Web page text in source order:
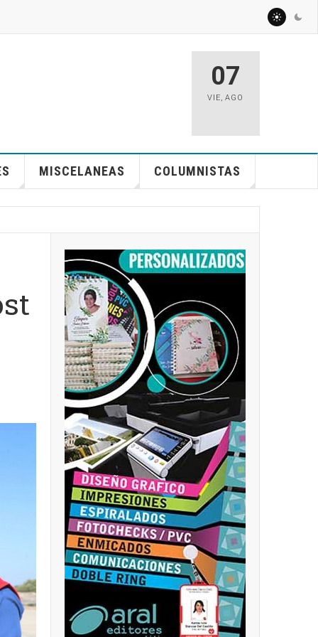
07
VIE,AGO
MISCELANEAS COLUMNISTAS